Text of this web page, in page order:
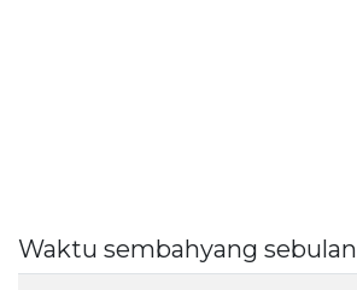
Waktu sembahyang sebulan